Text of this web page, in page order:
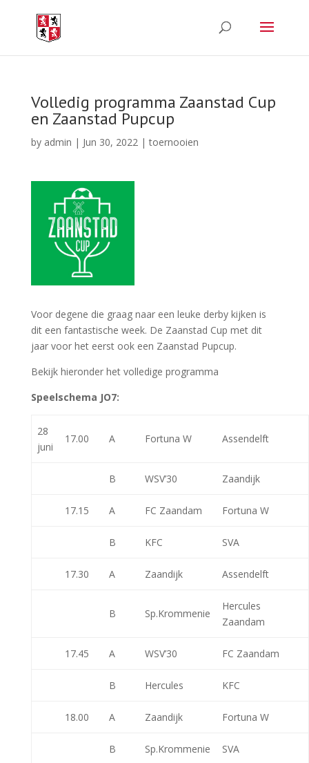
Volledig programma Zaanstad Cup
en Zaanstad Pupcup
by admin | Jun 30, 2022|toernooien
Voor degene die graag naar een leuke derby kijken is
dit een fantastische week. De Zaanstad Cup met dit
jaar voor het eerst ook een Zaanstad Pupcup.
Bekijk hieronder het volledige programma
Speelschema JO7:
28
juni
17.00 A Fortuna W Assendelft
B WSV’30 Zaandijk
17.15 A FC Zaandam Fortuna W
B KFC SVA
17.30 A Zaandijk Assendelft
B Sp.Krommenie
Hercules
Zaandam
17.45 A WSV’30 FC Zaandam
B Hercules KFC
18.00 A Zaandijk Fortuna W
B Sp.Krommenie SVA